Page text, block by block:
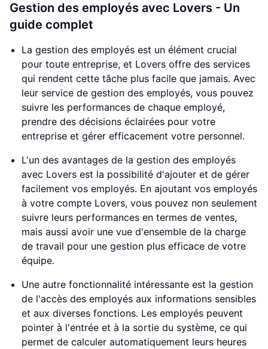
Gestion des employés avec Lovers - Un
guide complet
La gestion des employés est un élément crucial
pour toute entreprise, et Lovers offre des services
qui rendent cette tâche plus facile que jamais. Avec
leur service de gestion des employés, vous pouvez
suivre les performances de chaque employé,
prendre des décisions éclairées pour votre
entreprise et gérer efficacement votre personnel.
L'un des avantages de la gestion des employés
avec Lovers est la possibilité d'ajouter et de gérer
facilement vos employés. En ajoutant vos employés
à votre compte Lovers, vous pouvez non seulement
suivre leurs performances en termes de ventes,
mais aussi avoir une vue d'ensemble de la charge
de travail pour une gestion plus efficace de votre
équipe.
Une autre fonctionnalité intéressante est la gestion
de l'accès des employés aux informations sensibles
et aux diverses fonctions. Les employés peuvent
pointer à l'entrée et à la sortie du système, ce qui
permet de calculer automatiquement leurs heures